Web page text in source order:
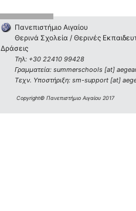
Πανεπιστήμιο Αιγαίου
Θερινά Σχολεία / Θερινές
Δράσεις
Τηλ: +30 22410 99428
Γραμματεία: summerschools [at]
Τεχν. Υποστήριξη: sm-support [at]
Copyright© Πανεπιστήμιο Αιγαίου 2017